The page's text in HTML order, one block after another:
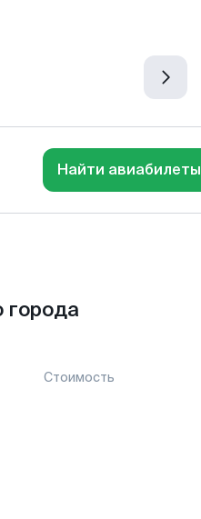
Найти авиабилеты
Стоимость